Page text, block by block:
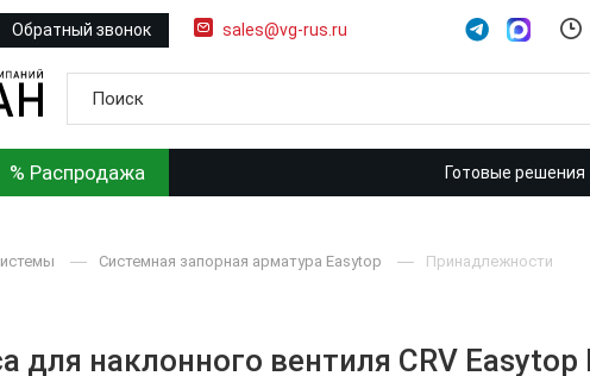
Обратный звонок sales@vg-rus.ru
% Распродажа Готовые решения
Системная запорная арматура Easytop Принадлежности
для наклонного вентиля CRV